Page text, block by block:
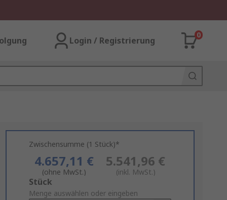
Login / Registrierung
0
Zwischensumme (1 Stück)*
4.657,11 €
(ohne MwSt.)
5.541,96 €
(inkl. MwSt.)
Add
to
Stück
Menge auswählen oder eingeben